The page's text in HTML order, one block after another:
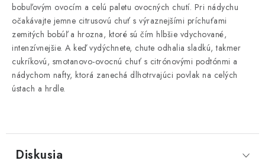
bobuľovým ovocím a celú paletu ovocných chutí. Pri nádychu
očakávajte jemne citrusovú chuť s výraznejšími príchuťami
zemitých bobúľ a hrozna, ktoré sú čím hlbšie vdychované,
intenzívnejšie. A keď vydýchnete, chute odhalia sladkú, takmer
cukríkovú, smotanovo-ovocnú chuť s citrónovými podtónmi a
nádychom nafty, ktorá zanechá dlhotrvajúci povlak na celých
ústach a hrdle.
Diskusia